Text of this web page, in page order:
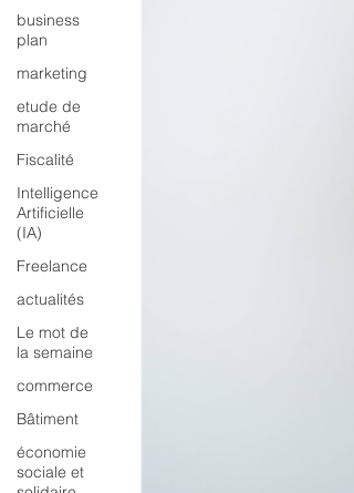
business
plan
marketing
etude de
marché
Fiscalité
Intelligence
Artificielle
(IA)
Freelance
actualités
Le mot de
la semaine
commerce
Bâtiment
économie
sociale et